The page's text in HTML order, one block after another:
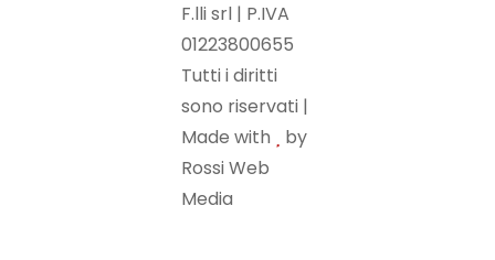
F.lli srl | P.IVA
01223800655
Tutti i diritti
sono riservati |
Made with
by
Rossi Web
Media